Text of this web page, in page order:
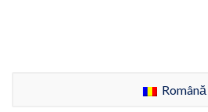
Română